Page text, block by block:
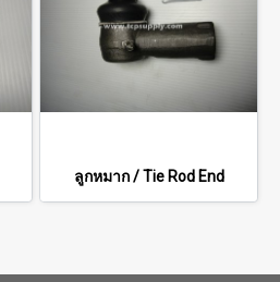
ลูกหมาก / Tie Rod End